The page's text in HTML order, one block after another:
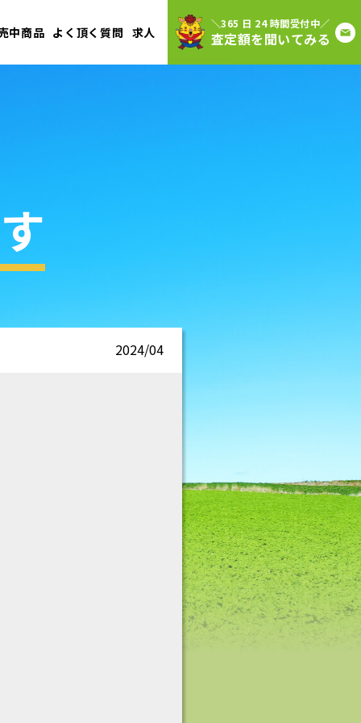
中商品 よく頂く質問 求人
＼365 日 24 時間受付中／
査定額を聞いてみる
2024/04